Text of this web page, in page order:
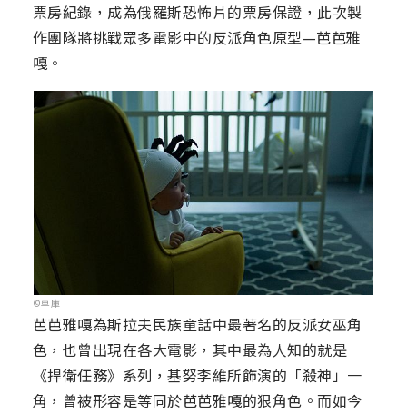
票房紀錄，成為俄羅斯恐怖片的票房保證，此次製
作團隊將挑戰眾多電影中的反派角色原型—芭芭雅
嘎。
©車庫
芭芭雅嘎為斯拉夫民族童話中最著名的反派女巫角
色，也曾出現在各大電影，其中最為人知的就是
《捍衛任務》系列，基努李維所飾演的「殺神」一
角，曾被形容是等同於芭芭雅嘎的狠角色。而如今